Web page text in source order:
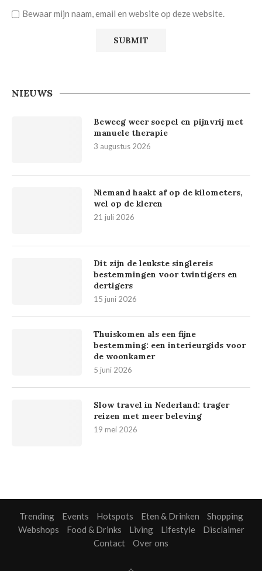
Bewaar mijn naam, email en website op deze website.
NIEUWS
Beweeg weer soepel en pijnvrij met
manuele therapie
3 augustus 2026
Niemand haakt af op de kilometers,
wel op de kleren
21 juli 2026
Dit zijn de leukste singlereis
bestemmingen voor twintigers en
dertigers
15 juni 2026
Thuiskomen als een fijne
bestemming: een interieurgids voor
de woonkamer
5 juni 2026
Slow travel in Nederland: trager
reizen met meer beleving
19 mei 2026
Trending Events Hotspots Eten & Drinken
Shopping
Webshops
Food & Drinks Living Lifestyle
Disclaimer
Contact
Over ons